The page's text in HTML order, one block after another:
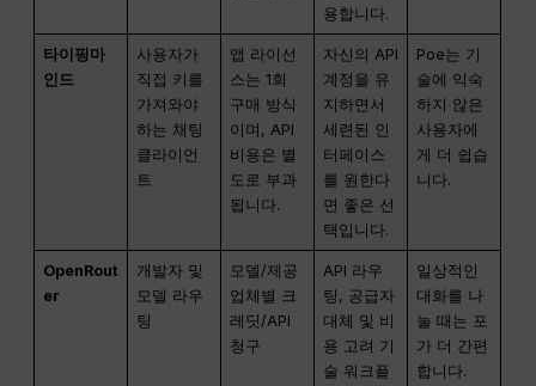
용합니다.
타이핑마
인드
사용자가
직접 키를
가져와야
하는 채팅
클라이언
트
앱 라이선
스는 1회
구매 방식
이며, API
비용은 별
도로 부과
됩니다.
자신의 API
계정을 유
지하면서
세련된 인
터페이스
를 원한다
면 좋은 선
택입니다.
Poe는 기
술에 익숙
하지 않은
사용자에
게 더 쉽습
니다.
OpenRout
er
개발자 및
모델 라우
팅
모델/제공
업체별 크
레딧/API
청구
API 라우
팅, 공급자
대체 및 비
용 고려 기
술 워크플
일상적인
대화를 나
눌 때는 포
가 더 간편
합니다.